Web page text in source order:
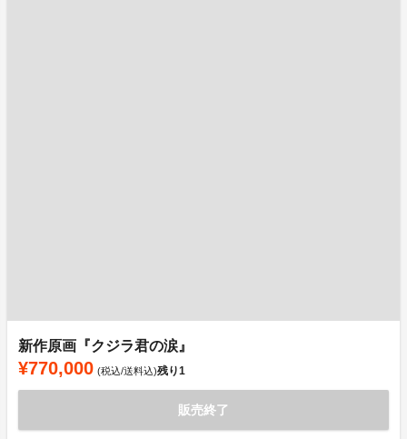
新作原画『クジラ君の涙』
¥770,000 (税込/送料込)残り1
販売終了